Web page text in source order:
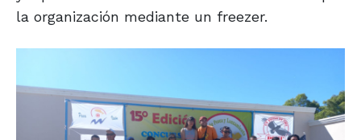
la organización mediante un freezer.